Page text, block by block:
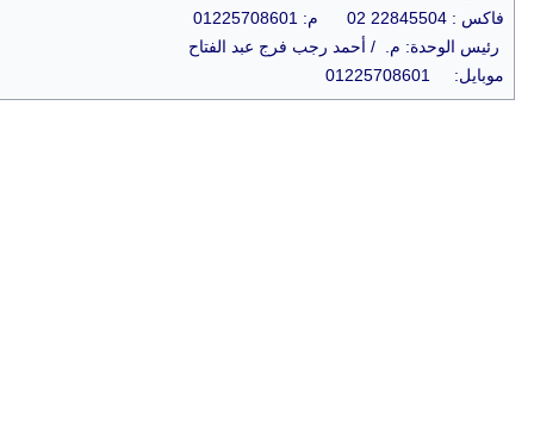
فاكس : 22845504 02 م: 01225708601
رئيس الوحدة: م. / أحمد رجب فرج عبد الفتاح
موبايل: 01225708601